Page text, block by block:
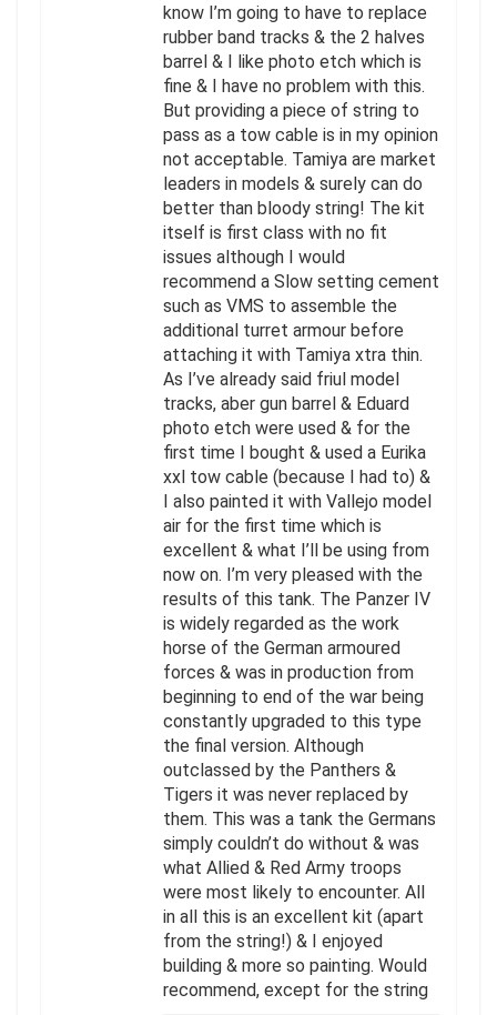
know I’m going to have to replace
rubber band tracks & the 2 halves
barrel & I like photo etch which is
fine & I have no problem with this.
But providing a piece of string to
pass as a tow cable is in my opinion
not acceptable. Tamiya are market
leaders in models & surely can do
better than bloody string! The kit
itself is first class with no fit
issues although I would
recommend a Slow setting cement
such as VMS to assemble the
additional turret armour before
attaching it with Tamiya xtra thin.
As I’ve already said friul model
tracks, aber gun barrel & Eduard
photo etch were used & for the
first time I bought & used a Eurika
xxl tow cable (because I had to) &
I also painted it with Vallejo model
air for the first time which is
excellent & what I’ll be using from
now on. I’m very pleased with the
results of this tank. The Panzer IV
is widely regarded as the work
horse of the German armoured
forces & was in production from
beginning to end of the war being
constantly upgraded to this type
the final version. Although
outclassed by the Panthers &
Tigers it was never replaced by
them. This was a tank the Germans
simply couldn’t do without & was
what Allied & Red Army troops
were most likely to encounter. All
in all this is an excellent kit (apart
from the string!) & I enjoyed
building & more so painting. Would
recommend, except for the string